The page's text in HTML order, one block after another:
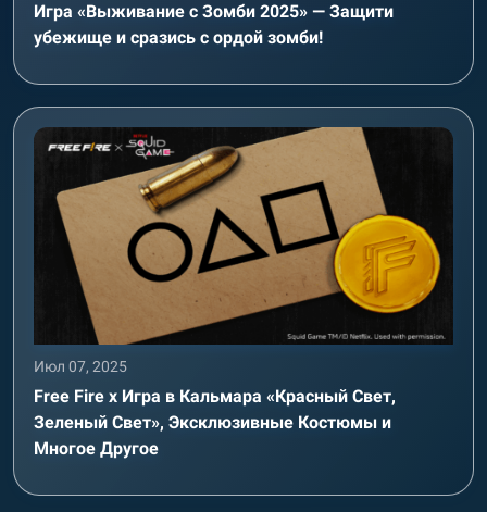
Игра «Выживание с Зомби 2025» — Защити
убежище и сразись с ордой зомби!
Июл 07, 2025
Free Fire x Игра в Кальмара «Красный Свет,
Зеленый Свет», Эксклюзивные Костюмы и
Многое Другое